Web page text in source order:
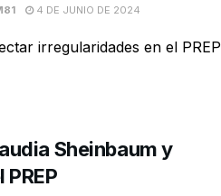
4 DE JUNIO DE 2024
irregularidades en el PREP
Sheinbaum y